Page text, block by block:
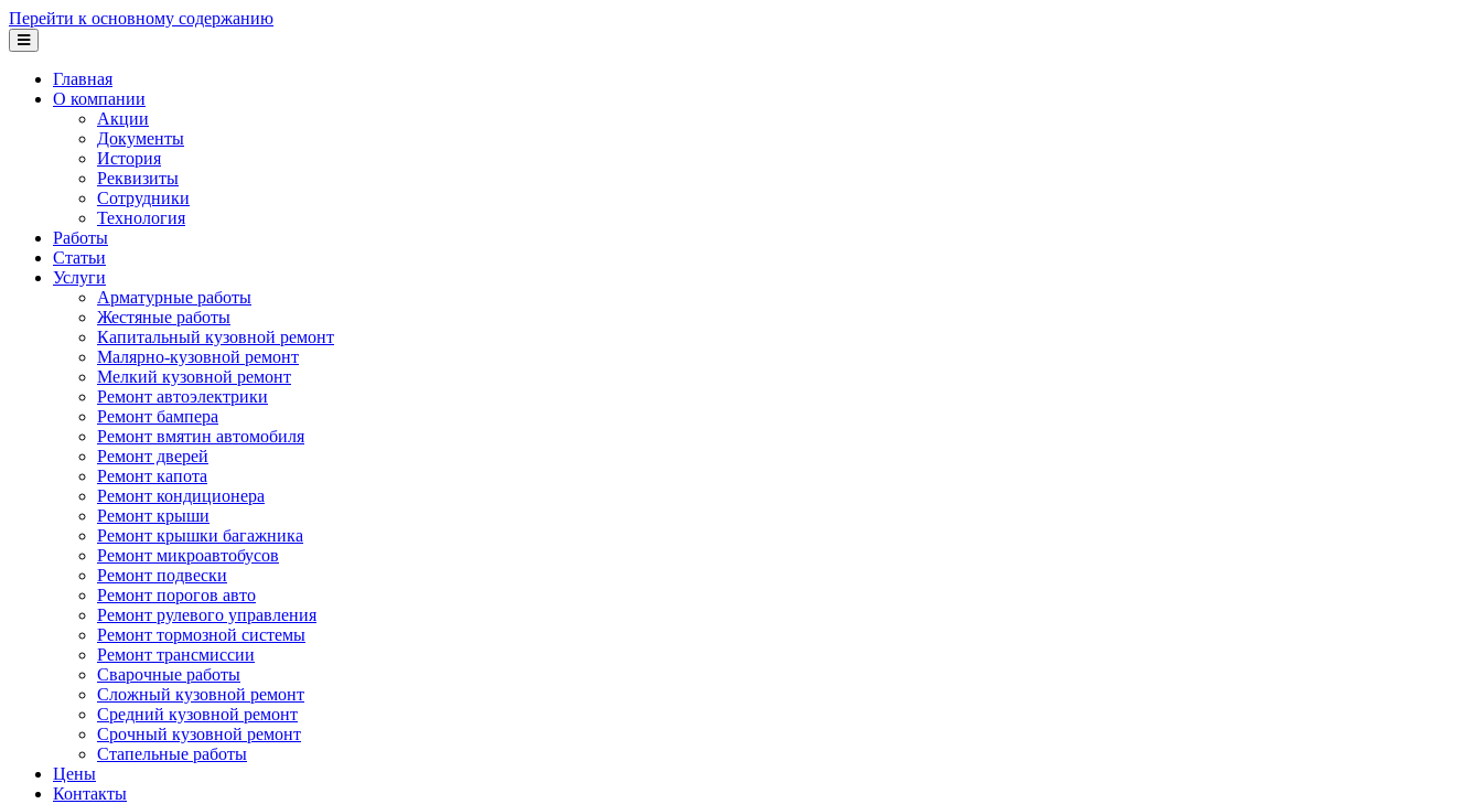
Перейти к основному содержанию
Главная
О компании
Акции
Документы
История
Реквизиты
Сотрудники
Технология
Работы
Статьи
Услуги
Арматурные работы
Жестяные работы
Капитальный кузовной ремонт
Малярно-кузовной ремонт
Мелкий кузовной ремонт
Ремонт автоэлектрики
Ремонт бампера
Ремонт вмятин автомобиля
Ремонт дверей
Ремонт капота
Ремонт кондиционера
Ремонт крыши
Ремонт крышки багажника
Ремонт микроавтобусов
Ремонт подвески
Ремонт порогов авто
Ремонт рулевого управления
Ремонт тормозной системы
Ремонт трансмиссии
Сварочные работы
Сложный кузовной ремонт
Средний кузовной ремонт
Срочный кузовной ремонт
Стапельные работы
Цены
Контакты